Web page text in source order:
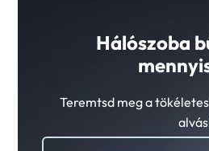
Teremtsd meg a
Erre van szükségem